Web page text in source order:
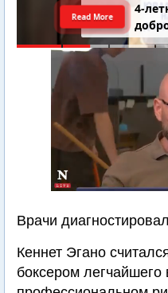
4-
Read More
Врачи
Кеннет Эгано
боксером